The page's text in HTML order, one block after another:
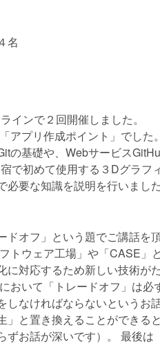
名
インで２回開催しました。
アプリ作成ポイント」でした
の基礎や、Webサービス
で初めて使用する３Dグラフ
要な知識を説明を行いました
オフ」という題でご講話を頂
トウェア工場」や「CASE」
に対応するため新しい技術が
おいて「トレードオフ」は
しなければならないというお
」と置き換えることができる
お話が深いです）。 最後は